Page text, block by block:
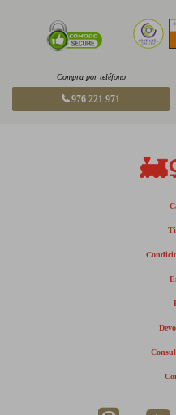
Compra por teléfono
976 221 971